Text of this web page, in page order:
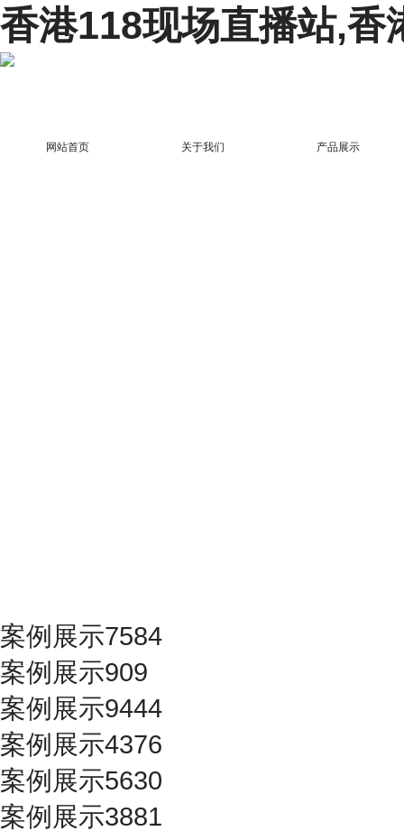
香港118现场直播站,香
网站首页 关于我们 产品展示
案例展示7584
案例展示909
案例展示9444
案例展示4376
案例展示5630
案例展示3881